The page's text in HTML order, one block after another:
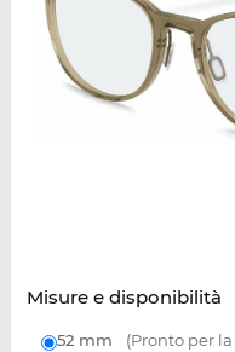
Misure e disponibilità
52 mm (Pronto per